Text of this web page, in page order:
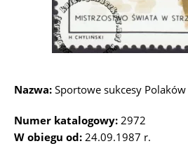
Nazwa: Sportowe sukcesy
Numer katalogowy: 2972
W obiegu od: 24.09.1987 r.